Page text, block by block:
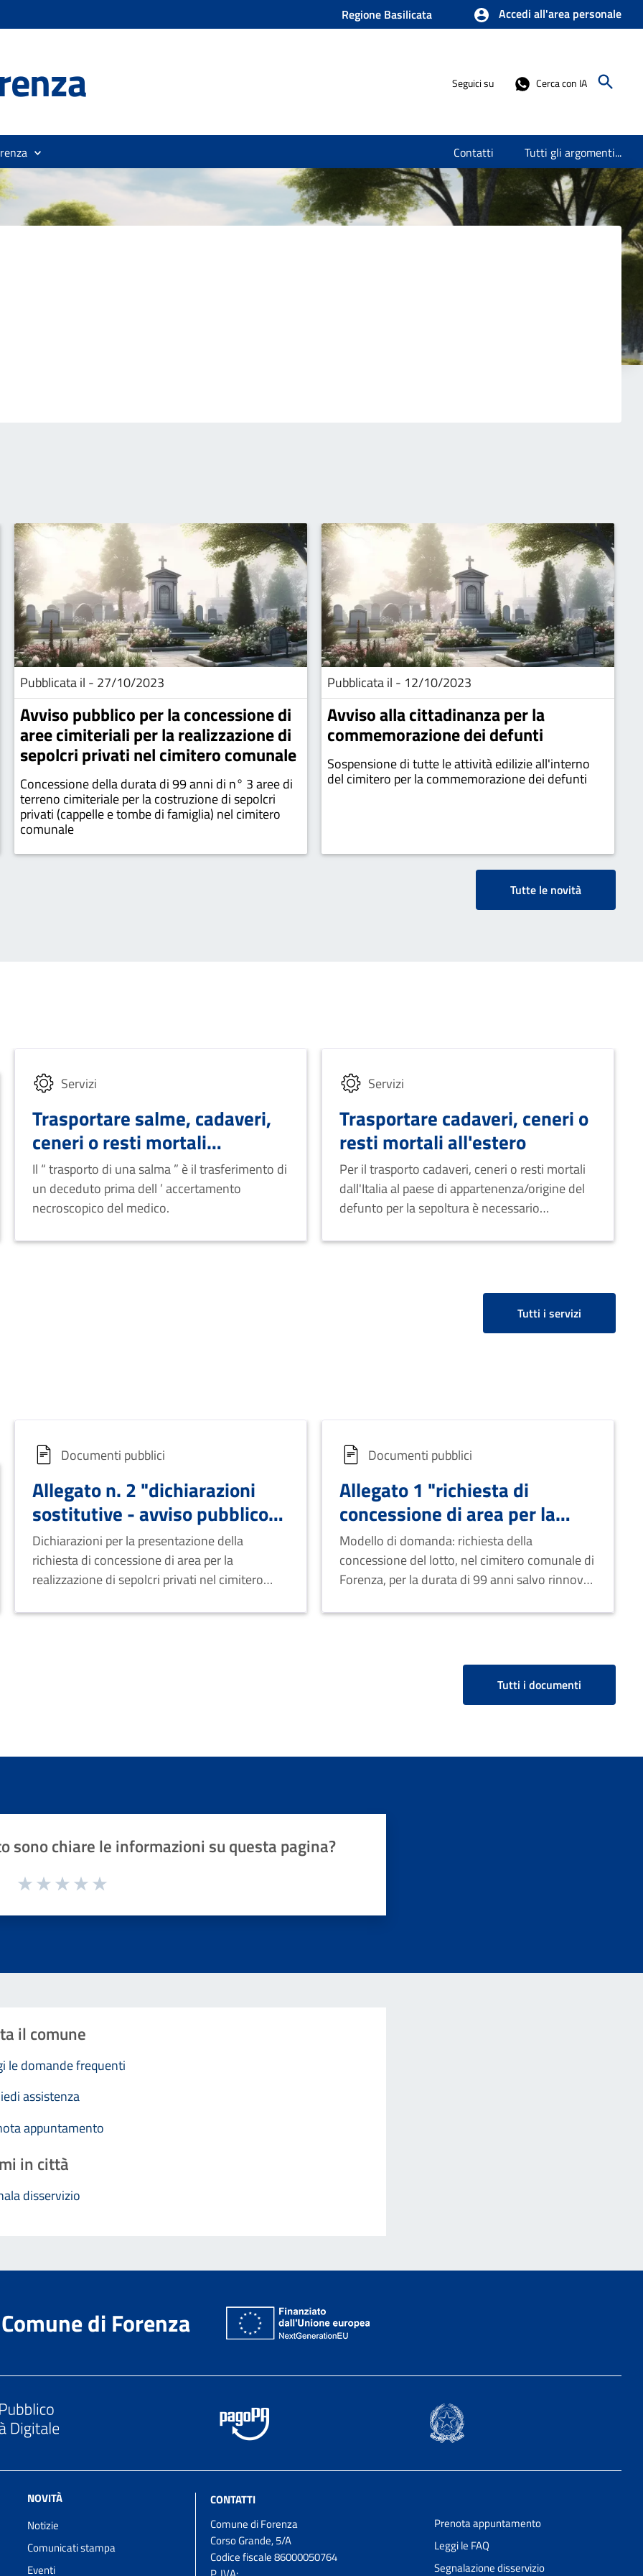
Regione Basilicata Accedi all'area personale
Seguici su Cerca con IA
Contatti Tutti gli argomenti...
Pubblicata il - 27/10/2023
Avviso pubblico per la concessione di
aree cimiteriali per la realizzazione di
sepolcri privati nel cimitero comunale
Concessione della durata di 99 anni di n° 3 aree di
terreno cimiteriale per la costruzione di sepolcri
privati (cappelle e tombe di famiglia) nel cimitero
comunale
Pubblicata il - 12/10/2023
Avviso alla cittadinanza per la
commemorazione dei defunti
Sospensione di tutte le attività edilizie all'interno
del cimitero per la commemorazione dei defunti
Tutte le novità
Servizi
Trasportare salme, cadaveri,
ceneri o resti mortali
all'interno del territorio
italiano
Il “ trasporto di una salma ” è il trasferimento di
un deceduto prima dell ’ accertamento
necroscopico del medico.
Servizi
Trasportare cadaveri, ceneri o
resti mortali all'estero
Per il trasporto cadaveri, ceneri o resti mortali
dall'Italia al paese di appartenenza/origine del
defunto per la sepoltura è necessario
(detta anche passaporto mortuario) previa
Tutti i servizi
Documenti pubblici
Allegato n. 2 "dichiarazioni
sostitutive - avviso pubblico
per la concessione di aree per
la realizzazione di sepolcri
privati nel cimitero comunale"
Dichiarazioni per la presentazione della
richiesta di concessione di area per la
realizzazione di sepolcri privati nel cimitero
Documenti pubblici
Allegato 1 "richiesta di
concessione di area per la
realizzazione di sepolcri
privati nel cimitero comunale"
Modello di domanda: richiesta della
concessione del lotto, nel cimitero comunale di
Forenza, per la durata di 99 anni salvo rinnovo,
Tutti i documenti
sono chiare le informazioni su questa pagina?
1 a 5 stelle la pagina
il comune
le domande frequenti
assistenza
appuntamento
in città
disservizio
Comune di Forenza
NOVITÀ
Notizie
Comunicati stampa
Eventi
CONTATTI
Comune di Forenza
Corso Grande, 5/A
Codice fiscale 86000050764
Prenota appuntamento
Leggi le FAQ
Segnalazione disservizio